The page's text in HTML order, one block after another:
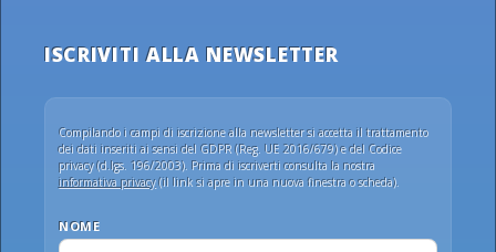
ISCRIVITI ALLA NEWSLETTER
Compilando i campi di iscrizione alla newsletter si accetta il trattamento
dei dati inseriti ai sensi del GDPR (Reg. UE 2016/679) e del Codice
privacy (d.lgs. 196/2003). Prima di iscriverti consulta la nostra
informativa privacy(il link si apre in una nuova finestra o scheda).
NOME